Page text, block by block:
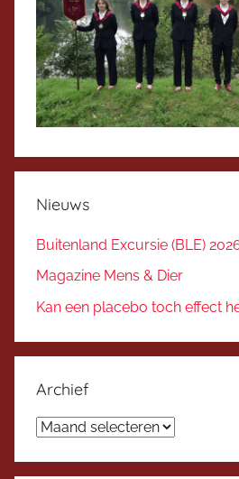
Nieuws
Buitenland Excursie (BLE)
Magazine Mens & Dier
Kan een placebo toch effect
Archief
Archief